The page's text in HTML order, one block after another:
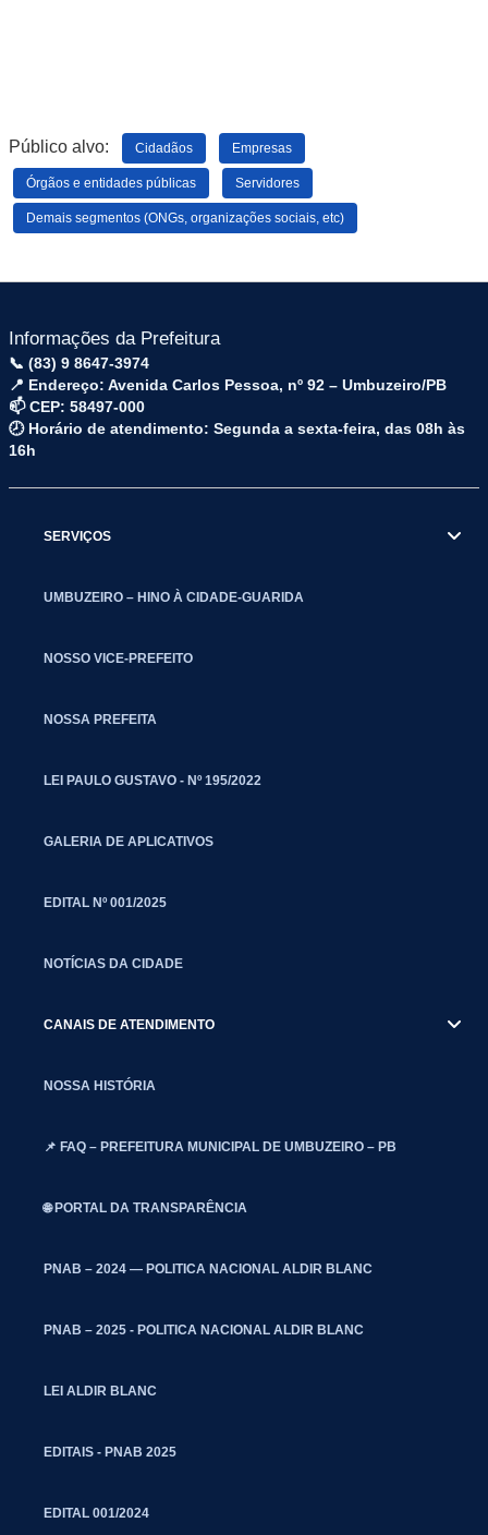
Público alvo: Cidadãos Empresas
Órgãos e entidades públicas Servidores
Demais segmentos (ONGs, organizações sociais, etc)
Informações da Prefeitura
📞 (83) 9 8647-3974
📍 Endereço: Avenida Carlos Pessoa, nº 92 – Umbuzeiro/PB
📫 CEP: 58497-000
🕗 Horário de atendimento: Segunda a sexta-feira, das 08h às
16h
SERVIÇOS
UMBUZEIRO – HINO À CIDADE-GUARIDA
NOSSO VICE-PREFEITO
NOSSA PREFEITA
LEI PAULO GUSTAVO - Nº 195/2022
GALERIA DE APLICATIVOS
EDITAL Nº 001/2025
NOTÍCIAS DA CIDADE
CANAIS DE ATENDIMENTO
NOSSA HISTÓRIA
📌 FAQ – PREFEITURA MUNICIPAL DE UMBUZEIRO – PB
🌐 PORTAL DA TRANSPARÊNCIA
PNAB – 2024 — POLITICA NACIONAL ALDIR BLANC
PNAB – 2025 - POLITICA NACIONAL ALDIR BLANC
LEI ALDIR BLANC
EDITAIS - PNAB 2025
EDITAL 001/2024